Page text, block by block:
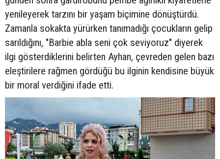
yenileyerek tarzını bir yaşam biçimine dönüştürdü.
Zamanla sokakta yürürken tanımadığı çocukların gelip
sarıldığını, "Barbie abla seni çok seviyoruz" diyerek
ilgi gösterdiklerini belirten Ayhan, çevreden gelen bazı
eleştirilere rağmen gördüğü bu ilginin kendisine büyük
bir moral verdiğini ifade etti.